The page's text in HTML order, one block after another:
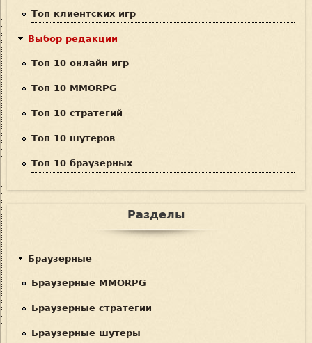
Топ клиентских игр
Выбор редакции
Топ 10 онлайн игр
Топ 10 MMORPG
Топ 10 стратегий
Топ 10 шутеров
Топ 10 браузерных
Разделы
Браузерные
Браузерные MMORPG
Браузерные стратегии
Браузерные шутеры